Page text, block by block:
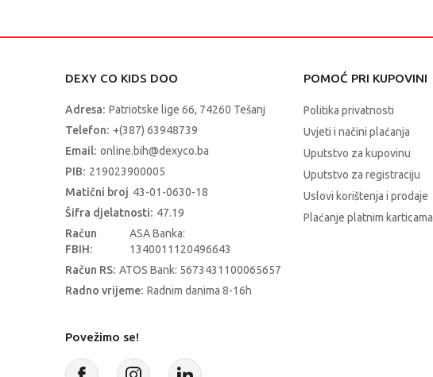
DEXY CO KIDS DOO
Adresa: Patriotske lige 66, 74260 Tešanj
Telefon: +(387) 63948739
Email: online.bih@dexyco.ba
PIB: 219023900005
Matični broj 43-01-0630-18
Šifra djelatnosti: 47.19
Račun
FBIH:
ASA Banka:
1340011120496643
Račun RS: ATOS Bank: 5673431100065657
Radno vrijeme: Radnim danima 8-16h
POMOĆ PRI KUPOVINI
Politika privatnosti
Uvjeti i načini plaćanja
Uputstvo za kupovinu
Uputstvo za registraciju
Uslovi korištenja i prodaje
Plaćanje platnim karticama
Povežimo se!